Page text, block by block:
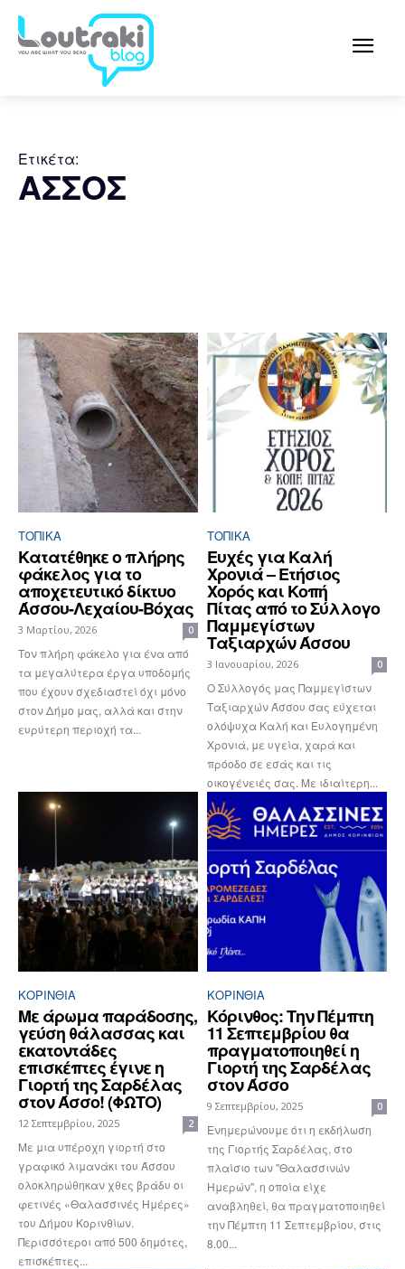
Ετικέτα:
ΑΣΣΟΣ
ΤΟΠΙΚΑ
Κατατέθηκε ο πλήρης
φάκελος για το
αποχετευτικό δίκτυο
Άσσου-Λεχαίου-Βόχας
3 Μαρτίου, 2026 0
Τον πλήρη φάκελο για ένα από
τα μεγαλύτερα έργα υποδομής
που έχουν σχεδιαστεί όχι μόνο
στον Δήμο μας, αλλά και στην
ευρύτερη περιοχή τα...
ΤΟΠΙΚΑ
Ευχές για Καλή
Χρονιά – Ετήσιος
Χορός και Κοπή
Πίτας από το Σύλλογο
Παμμεγίστων
Ταξιαρχών Άσσου
3 Ιανουαρίου, 2026 0
Ο Σύλλογός μας Παμμεγίστων
Ταξιαρχών Άσσου σας εύχεται
ολόψυχα Καλή και Ευλογημένη
Χρονιά, με υγεία, χαρά και
πρόοδο σε εσάς και τις
οικογένειές σας. Με ιδιαίτερη...
ΚΟΡΙΝΘΊΑ
Με άρωμα παράδοσης,
γεύση θάλασσας και
εκατοντάδες
επισκέπτες έγινε η
Γιορτή της Σαρδέλας
στον Άσσο! (ΦΩΤΟ)
12 Σεπτεμβρίου, 2025 2
Με μια υπέροχη γιορτή στο
γραφικό λιμανάκι του Άσσου
ολοκληρώθηκαν χθες βράδυ οι
φετινές «Θαλασσινές Ημέρες»
του Δήμου Κορινθίων.
Περισσότεροι από 500 δημότες,
επισκέπτες...
ΚΟΡΙΝΘΊΑ
Κόρινθος: Την Πέμπτη
11 Σεπτεμβρίου θα
πραγματοποιηθεί η
Γιορτή της Σαρδέλας
στον Άσσο
9 Σεπτεμβρίου, 2025 0
Ενημερώνουμε ότι η εκδήλωση
της Γιορτής Σαρδέλας, στο
πλαίσιο των "Θαλασσινών
Ημερών", η οποία είχε
αναβληθεί, θα πραγματοποιηθεί
την Πέμπτη 11 Σεπτεμβρίου, στις
8.00...